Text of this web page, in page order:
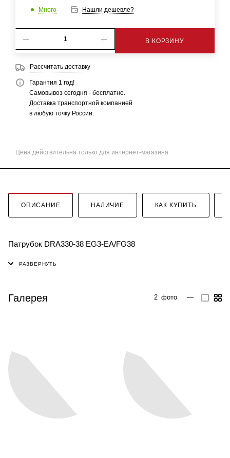
Много Нашли дешевле?
В КОРЗИНУ
Рассчитать доставку
Гарантия 1 год!
Самовывоз сегодня - бесплатно.
Доставка транспортной компанией
в любую точку России.
Цена действительна только для интернет-магазина.
ОПИСАНИЕ НАЛИЧИЕ КАК КУПИТЬ
Патрубок DRA330-38 EG3-EA/FG38
Галерея 2 фото —